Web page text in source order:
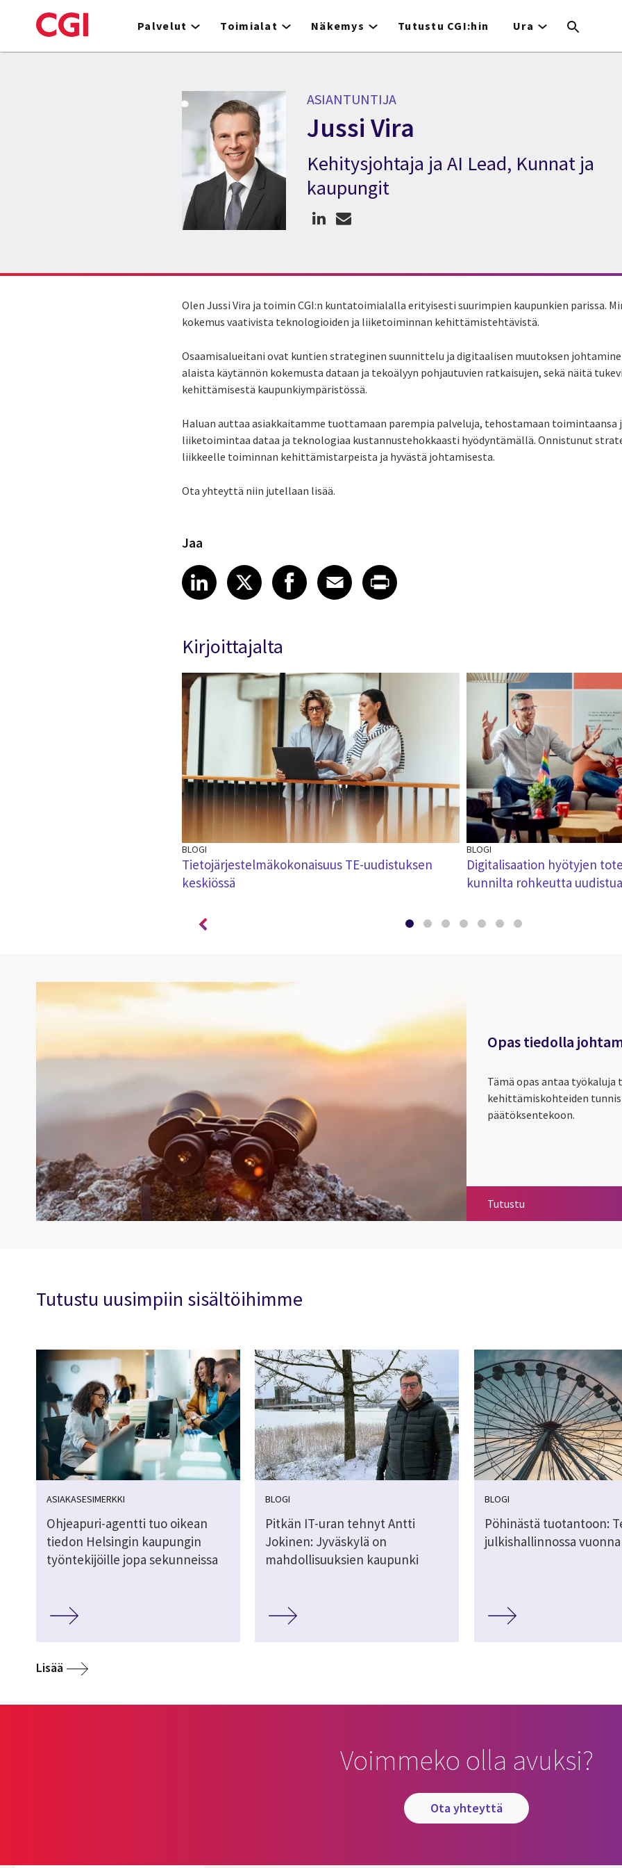
to
Palvelut Toimialat Näkemys Tutustu CGI:hin Ura
ASIANTUNTIJA
Jussi Vira
Asiantuntija Jussi Vira
Kehitysjohtaja ja AI Lead, Kunnat ja
kaupungit
Olen Jussi Vira ja toimin CGI:n kuntatoimialalla erityisesti suurimpien kaupunkien parissa.
kokemus vaativista teknologioiden ja liiketoiminnan kehittämistehtävistä.
Osaamisalueitani ovat kuntien strateginen suunnittelu ja digitaalisen muutoksen
alaista käytännön kokemusta dataan ja tekoälyyn pohjautuvien ratkaisujen, sekä näitä
kehittämisestä kaupunkiympäristössä.
Haluan auttaa asiakkaitamme tuottamaan parempia palveluja, tehostamaan
liiketoimintaa dataa ja teknologiaa kustannustehokkaasti hyödyntämällä. Onnistunut
liikkeelle toiminnan kehittämistarpeista ja hyvästä johtamisesta.
Ota yhteyttä niin jutellaan lisää.
Jaa
Share article on LinkedIn
LinkedIn
Share article on X
XShare article on Facebook
Facebook
Share article on Email
Email
Share article on Print
Kirjoittajalta
BLOGI
Tietojärjestelmäkokonaisuus TE-uudistuksen
keskiössä
BLOGI
Digitalisaation hyötyjen
kunnilta rohkeutta uudistua
Opas tiedolla
Tämä opas antaa
kehittämiskohteiden
päätöksentekoon.
Tutustu
Tutustu uusimpiin sisältöihimme
ASIAKASESIMERKKI
Ohjeapuri-agentti tuo oikean
tiedon Helsingin kaupungin
työntekijöille jopa sekunneissa
BLOGI
Pitkän IT-uran tehnyt Antti
Jokinen: Jyväskylä on
mahdollisuuksien kaupunki
BLOGI
Pöhinästä tuotantoon:
julkishallinnossa vuonna
Lisää
Voimmeko olla avuksi?
ota yhteyttä